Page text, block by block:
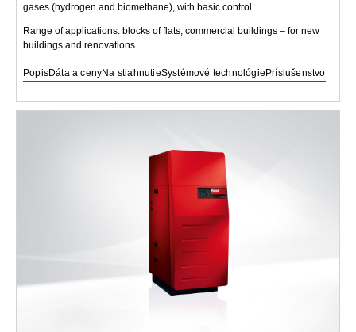
gases (hydrogen and biomethane), with basic control.
Range of applications: blocks of flats, commercial buildings – for new
buildings and renovations.
PopisDáta a cenyNa stiahnutieSystémové technológiePríslušenstvo